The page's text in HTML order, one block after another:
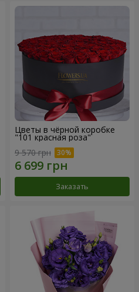
Цветы в чёрной коробке
"101 красная роза"
9 570 грн
Заказать